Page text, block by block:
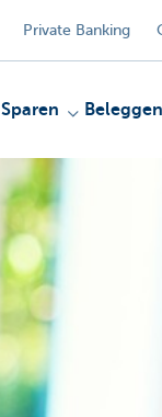
Private Banking
Sparen Beleggen